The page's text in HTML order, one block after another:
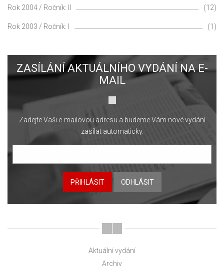
Rok 2004 / Ročník: II (12)
Rok 2003 / Ročník: I (1)
ZASÍLÁNÍ AKTUÁLNÍHO VYDÁNÍ NA E-
MAIL
Zadejte Vaši e-mailovou adresu a budeme Vám nové vydání
zasílat automaticky.
PŘIHLÁSIT ODHLÁSIT
Aktuální vydání
Archiv